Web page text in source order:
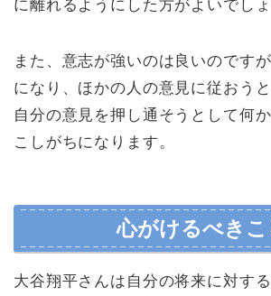
に離れるようにした方がよいでしょ
また、意志が強いのは良いのです
になり、ほかの人の意見に従おうと
自分の意見を押し通そうとして何
こしがちになります。
心がけるべきこ
大谷翔平さんは自分の将来に対す